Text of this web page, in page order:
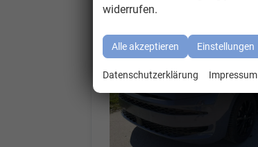
widerrufen.
Alle akzeptieren Einstellungen
Datenschutzerklärung Impressum